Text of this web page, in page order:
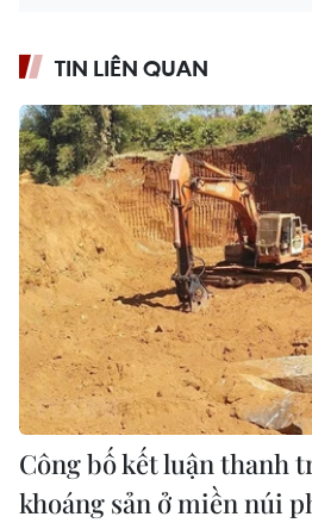
TIN LIÊN QUAN
Công bố kết luận thanh
khoáng sản ở miền núi